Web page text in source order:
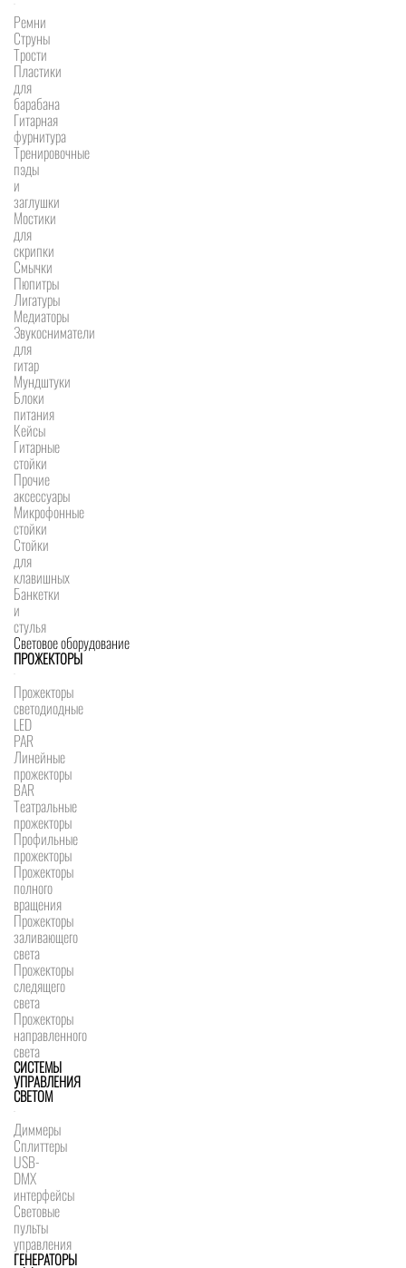
Ремни
Струны
Трости
Пластики
для
барабана
Гитарная
фурнитура
Тренировочные
пэды
и
заглушки
Мостики
для
скрипки
Смычки
Пюпитры
Лигатуры
Медиаторы
Звукосниматели
для
гитар
Мундштуки
Блоки
питания
Кейсы
Гитарные
стойки
Прочие
аксессуары
Микрофонные
стойки
Стойки
для
клавишных
Банкетки
и
стулья
Световое оборудование
ПРОЖЕКТОРЫ
Прожекторы
светодиодные
LED
PAR
Линейные
прожекторы
BAR
Театральные
прожекторы
Профильные
прожекторы
Прожекторы
полного
вращения
Прожекторы
заливающего
света
Прожекторы
следящего
света
Прожекторы
направленного
света
СИСТЕМЫ
УПРАВЛЕНИЯ
СВЕТОМ
Диммеры
Сплиттеры
USB-
DMX
интерфейсы
Световые
пульты
управления
ГЕНЕРАТОРЫ